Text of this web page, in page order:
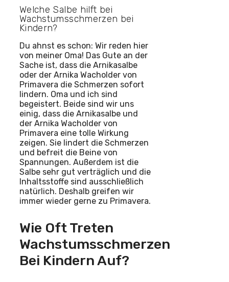
Welche Salbe hilft bei
Wachstumsschmerzen bei
Kindern?
Du ahnst es schon: Wir reden hier
von meiner Oma! Das Gute an der
Sache ist, dass die Arnikasalbe
oder der Arnika Wacholder von
Primavera die Schmerzen sofort
lindern. Oma und ich sind
begeistert. Beide sind wir uns
einig, dass die Arnikasalbe und
der Arnika Wacholder von
Primavera eine tolle Wirkung
zeigen. Sie lindert die Schmerzen
und befreit die Beine von
Spannungen. Außerdem ist die
Salbe sehr gut verträglich und die
Inhaltsstoffe sind ausschließlich
natürlich. Deshalb greifen wir
immer wieder gerne zu Primavera.
Wie Oft Treten
Wachstumsschmerzen
Bei Kindern Auf?